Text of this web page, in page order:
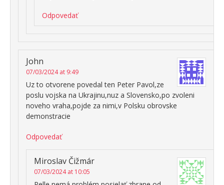
Odpovedať
John
07/03/2024 at 9:49
Uz to otvorene povedal ten Peter Pavol,ze
poslu vojska na Ukrajinu,nuz a Slovensko,po zvoleni
noveho vraha,pojde za nimi,v Polsku obrovske
demonstracie
Odpovedať
Miroslav Čižmár
07/03/2024 at 10:05